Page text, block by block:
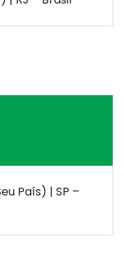
País) | SP –